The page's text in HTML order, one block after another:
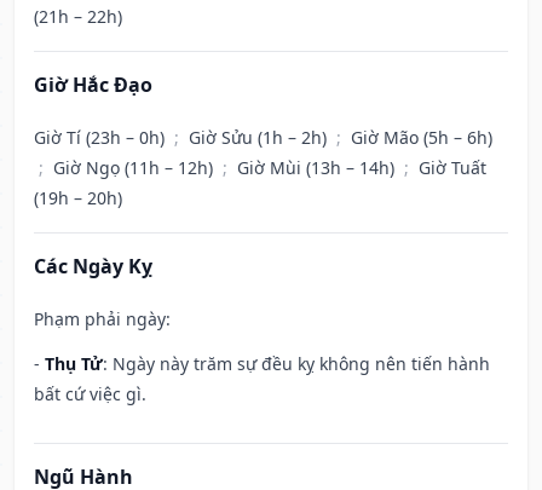
(21h – 22h)
Giờ Hắc Đạo
Giờ Tí (23h – 0h) ; Giờ Sửu (1h – 2h) ; Giờ Mão (5h – 6h)
; Giờ Ngọ (11h – 12h) ; Giờ Mùi (13h – 14h) ; Giờ Tuất
(19h – 20h)
Các Ngày Kỵ
Phạm phải ngày:
- Thụ Tử: Ngày này trăm sự đều kỵ không nên tiến hành
bất cứ việc gì.
Ngũ Hành